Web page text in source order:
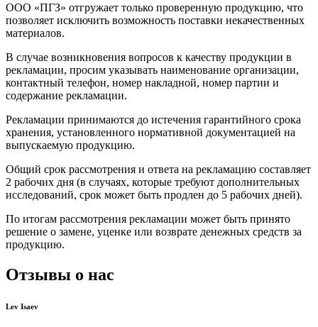
ООО «ПГЗ» отгружает только проверенную продукцию, что
позволяет исключить возможность поставки некачественных
материалов.
В случае возникновения вопросов к качеству продукции в
рекламации, просим указывать наименование организации,
контактный телефон, номер накладной, номер партии и
содержание рекламации.
Рекламации принимаются до истечения гарантийного срока
хранения, установленного нормативной документацией на
выпускаемую продукцию.
Общий срок рассмотрения и ответа на рекламацию составляет
2 рабочих дня (в случаях, которые требуют дополнительных
исследований, срок может быть продлен до 5 рабочих дней).
По итогам рассмотрения рекламации может быть принято
решение о замене, уценке или возврате денежных средств за
продукцию.
Отзывы о нас
Lev Isaev